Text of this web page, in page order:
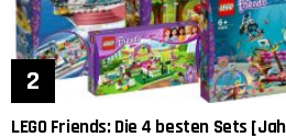
LEGO Friends: Die 4 besten Sets